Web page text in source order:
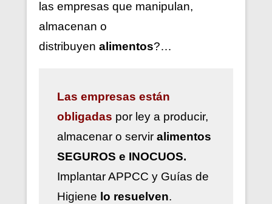
las empresas que manipulan,
almacenan o
distribuyen alimentos?…
Las empresas están
obligadas por ley a producir,
almacenar o servir alimentos
SEGUROS e INOCUOS.
ImplantarAPPCC y Guías de
Higiene lo resuelven.